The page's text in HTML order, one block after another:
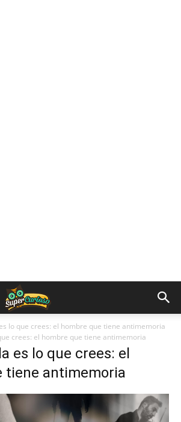
lo que crees: el hombre que tiene antimemoria
crees: el hombre que tiene antimemoria
es lo que crees: el
tiene antimemoria